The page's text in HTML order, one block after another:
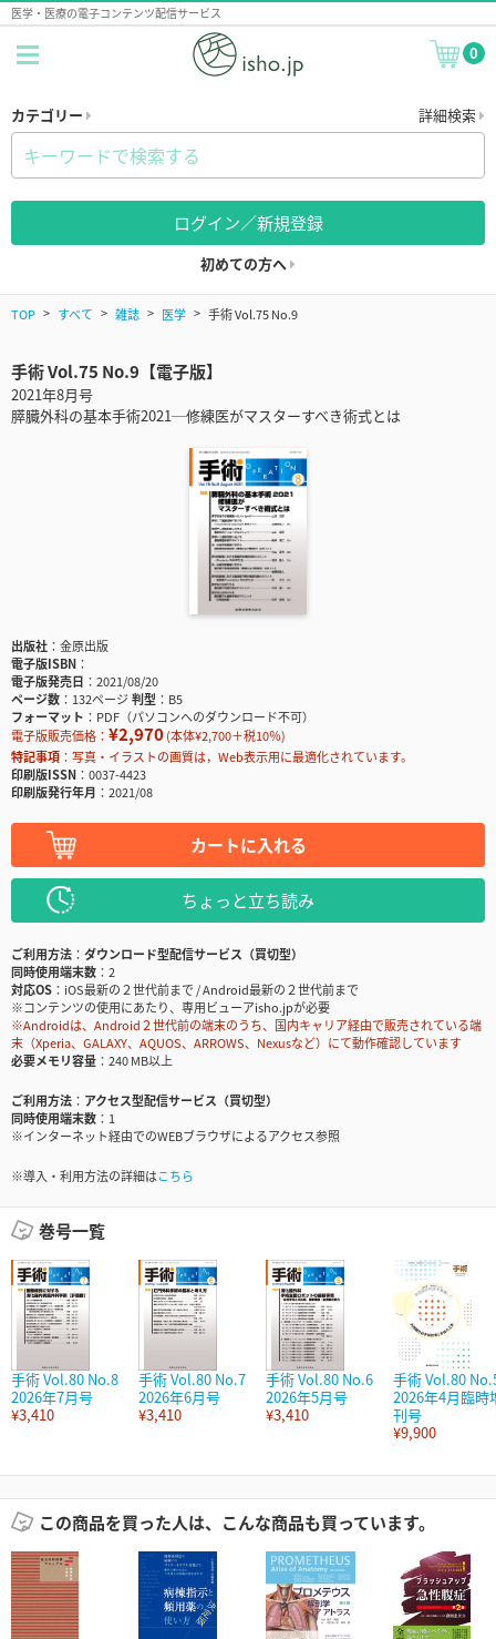
医学・医療の電子コンテンツ配信サービス
0
カテゴリー 詳細検索
ログイン／新規登録
初めての方へ
TOP すべて 雑誌 医学 手術 Vol.75 No.9
手術 Vol.75 No.9【電子版】
2021年8月号
膵臓外科の基本手術2021─修練医がマスターすべき術式とは
出版社
金原出版
電子版ISBN
電子版発売日
2021/08/20
ページ数
132ページ判型
B5
フォーマット
PDF（パソコンへのダウンロード不可）
電子版販売価格： ¥2,970(本体¥2,700＋税10％)
特記事項
写真・イラストの画質は，Web表示用に最適化されています。
印刷版ISSN
0037-4423
印刷版発行年月
2021/08
カートに入れる
ちょっと立ち読み
ご利用方法
ダウンロード型配信サービス（買切型）
同時使用端末数
2
対応OS
iOS最新の２世代前まで / Android最新の２世代前まで
※コンテンツの使用にあたり、専用ビューアisho.jpが必要
※Androidは、Android２世代前の端末のうち、国内キャリア経由で販売されている端
末（Xperia、GALAXY、AQUOS、ARROWS、Nexusなど）にて動作確認しています
必要メモリ容量
240 MB以上
ご利用方法
アクセス型配信サービス（買切型）
同時使用端末数
1
※インターネット経由でのWEBブラウザによるアクセス参照
※導入・利用方法の詳細はこちら
巻号一覧
手術 Vol.80 No.8
2026年7月号
¥3,410
手術 Vol.80 No.7
2026年6月号
¥3,410
手術 Vol.80 No.6
2026年5月号
¥3,410
手術 Vol.80
2026年4月臨時
刊号
¥9,900
この商品を買った人は、こんな商品も買っています。